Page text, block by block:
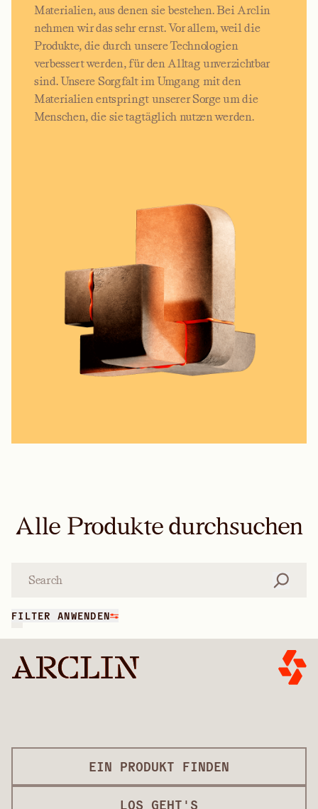
Materialien, aus denen sie bestehen. Bei Arclin
nehmen wir das sehr ernst. Vor allem, weil die
Produkte, die durch unsere Technologien
verbessert werden, für den Alltag unverzichtbar
sind. Unsere Sorgfalt im Umgang mit den
Materialien entspringt unserer Sorge um die
Menschen, die sie tagtäglich nutzen werden.
Alle Produkte durchsuchen
Suche
FILTER ANWENDEN
EIN PRODUKT FINDEN
LOS GEHT'S